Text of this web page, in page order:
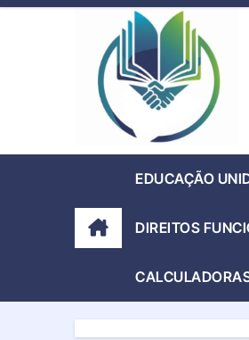
Skip
EDUCAÇÃO
DIREITOS